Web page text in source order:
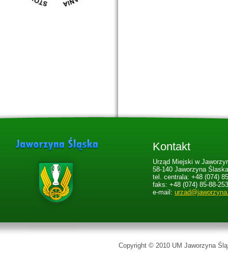
Kontakt
Urząd Miejski w
58-140 Jaworzyna
tel. centrala: +48 (074)
faks: +48 (074) 85-88-253
e-mail:
Copyright © 2010 UM Jaworzyna